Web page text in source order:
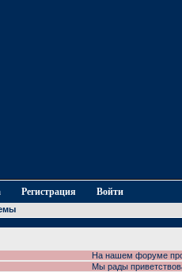
Регистрация Войти
На нашем форуме
Мы рады